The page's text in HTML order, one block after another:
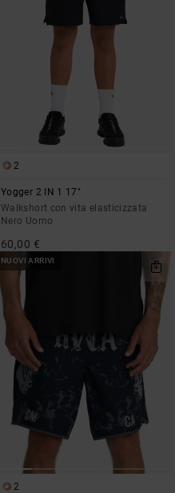
2
Yogger 2 IN 1 17"
Walkshort con vita elasticizzata
Nero Uomo
60,00 €
NUOVI ARRIVI
2